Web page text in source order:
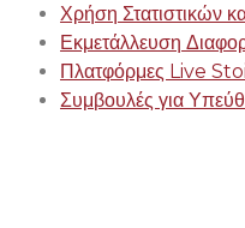
Χρήση Στατιστικών
Εκμετάλλευση
Πλατφόρμες Live
Συμβουλές για